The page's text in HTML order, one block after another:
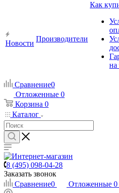
Новости
Производители
Как
на
Сравнение0
Отложенные 0
Корзина 0
Каталог
8 (495) 098-04-28
Заказать звонок
Сравнение0 Отложенные 0